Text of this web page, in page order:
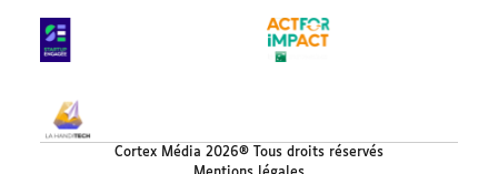
Cortex Média 2026® Tous droits réservés